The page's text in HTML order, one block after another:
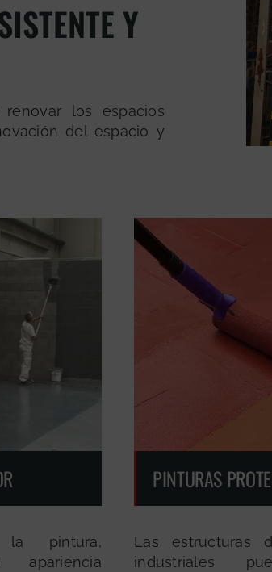
Y
los espacios
del espacio y
pintura,
apariencia
PINTURAS
Las estructuras
industriales